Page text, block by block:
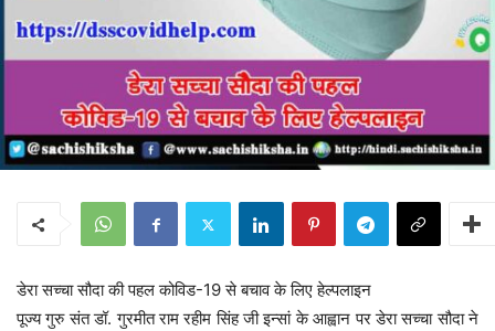
डेरा सच्चा सौदा की पहल कोविड-19 से बचाव के लिए हेल्पलाइन
पूज्य गुरु संत डॉ. गुरमीत राम रहीम सिंह जी इन्सां के आह्वान पर डेरा सच्चा सौदा ने